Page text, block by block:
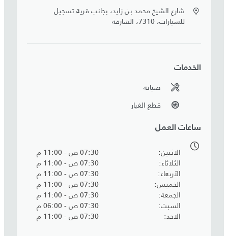
شارع الشيخ محمد بن زايد، بجانب قرية تسجيل
للسيارات، 7310، الشارقة
الخدمات
صيانة
قطع الغيار
ساعات العمل
الاثنين
07:30 ص - 11:00 م
الثلاثاء
07:30 ص - 11:00 م
الأربعاء
07:30 ص - 11:00 م
الخميس
07:30 ص - 11:00 م
الجمعة
07:30 ص - 11:00 م
السبت
07:30 ص - 06:00 م
الاحد
07:30 ص - 11:00 م